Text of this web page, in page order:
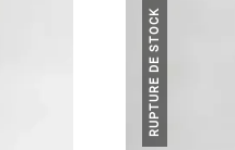
RUPTURE DE STOCK